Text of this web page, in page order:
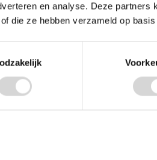
en analyse. Deze partners
die ze hebben verzameld op
direct 5%